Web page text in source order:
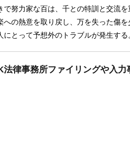
努力家な百は、千との特訓と交流
の熱意を取り戻し、万を失った傷
とって予想外のトラブルが発生する
律事務所ファイリングや入力